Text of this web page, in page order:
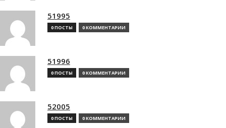
51995
0 ПОСТЫ 0 КОММЕНТАРИИ
51996
0 ПОСТЫ 0 КОММЕНТАРИИ
52005
0 ПОСТЫ 0 КОММЕНТАРИИ